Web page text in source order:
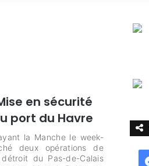
en sécurité
port du Havre
la Manche le week-
deux opérations de
du Pas-de-Calais